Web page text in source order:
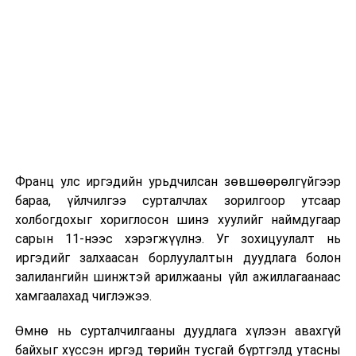
2026 оны 9 дүгээр сарын 13-наас оюутнуудыг
дотуур байранд оруулж эхэлнэ.
Сургууль, цэцэрлэгийн үйл ажиллагааны
зохицуулалт
2026 оны 8 дугаар сарын 17–28-ны өдрүүдэд
байранд элсэлт, бүртгэл болон бусад аливаа
арга хэмжээ зохион байгуулахгүй болно.
Франц улс иргэдийн урьдчилсан зөвшөөрөлгүйгээр
бараа, үйлчилгээ сурталчлах зорилгоор утсаар
холбогдохыг хориглосон шинэ хуулийг наймдугаар
сарын 11-нээс хэрэгжүүлнэ. Уг зохицуулалт нь
иргэдийг залхаасан борлуулалтын дуудлага болон
залилангийн шинжтэй арилжааны үйл ажиллагаанаас
хамгаалахад чиглэжээ.
Өмнө нь сурталчилгааны дуудлага хүлээн авахгүй
байхыг хүссэн иргэд төрийн тусгай бүртгэлд утасны